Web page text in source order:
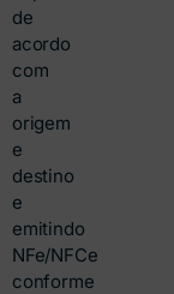
de
acordo
com
a
origem
e
destino
e
emitindo
NFe/NFCe
conforme